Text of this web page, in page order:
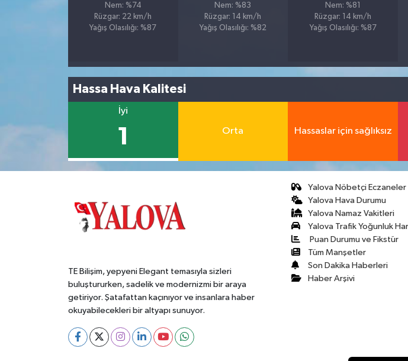
Nem: %74
Rüzgar: 22 km/h
Yağış Olasılığı: %87
Nem: %83
Rüzgar: 14 km/h
Yağış Olasılığı: %82
Nem: %81
Rüzgar: 14 km/h
Yağış Olasılığı: %87
Hassa Hava Kalitesi
İyi
1 Orta Hassaslar için sağlıksız
TE Bilişim, yepyeni Elegant temasıyla sizleri
buluştururken, sadelik ve modernizmi bir araya
getiriyor. Şatafattan kaçınıyor ve insanlara haber
okuyabilecekleri bir altyapı sunuyor.
Yalova Nöbetçi Eczaneler
Yalova Hava Durumu
Yalova Namaz Vakitleri
Yalova Trafik Yoğunluk
Puan Durumu ve Fikstür
Tüm Manşetler
Son Dakika Haberleri
Haber Arşivi